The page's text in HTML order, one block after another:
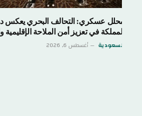
عسكري: التحالف البحري يعكس دور
في تعزيز أمن الملاحة الإقليمية والدولية
أغسطس 6, 2026